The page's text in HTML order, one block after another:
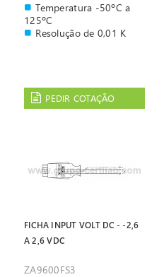
Temperatura -50ºC a
125ºC
Resolução de 0,01 K
PEDIR COTAÇÃO
FICHA INPUT VOLT DC - -2,6
A 2,6 VDC
ZA9600FS3